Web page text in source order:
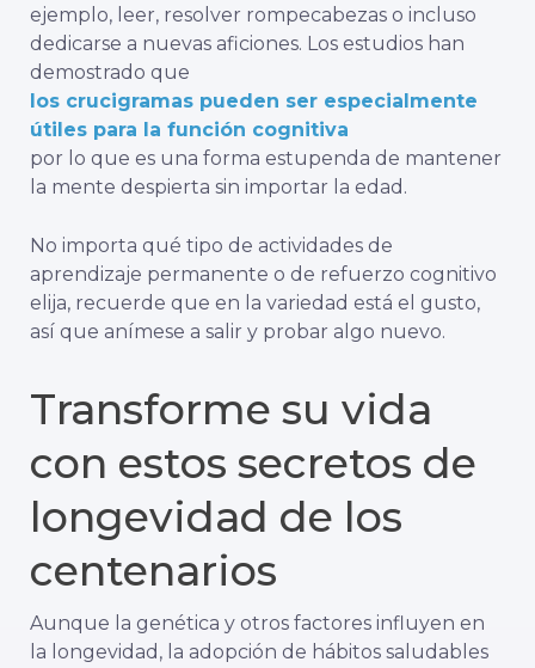
ejemplo, leer, resolver rompecabezas o incluso
dedicarse a nuevas aficiones. Los estudios han
demostrado que
los crucigramas pueden ser especialmente
útiles para la función cognitiva
por lo que es una forma estupenda de mantener
la mente despierta sin importar la edad.
No importa qué tipo de actividades de
aprendizaje permanente o de refuerzo cognitivo
elija, recuerde que en la variedad está el gusto,
así que anímese a salir y probar algo nuevo.
Transforme su vida
con estos secretos de
longevidad de los
centenarios
Aunque la genética y otros factores influyen en
la longevidad, la adopción de hábitos saludables